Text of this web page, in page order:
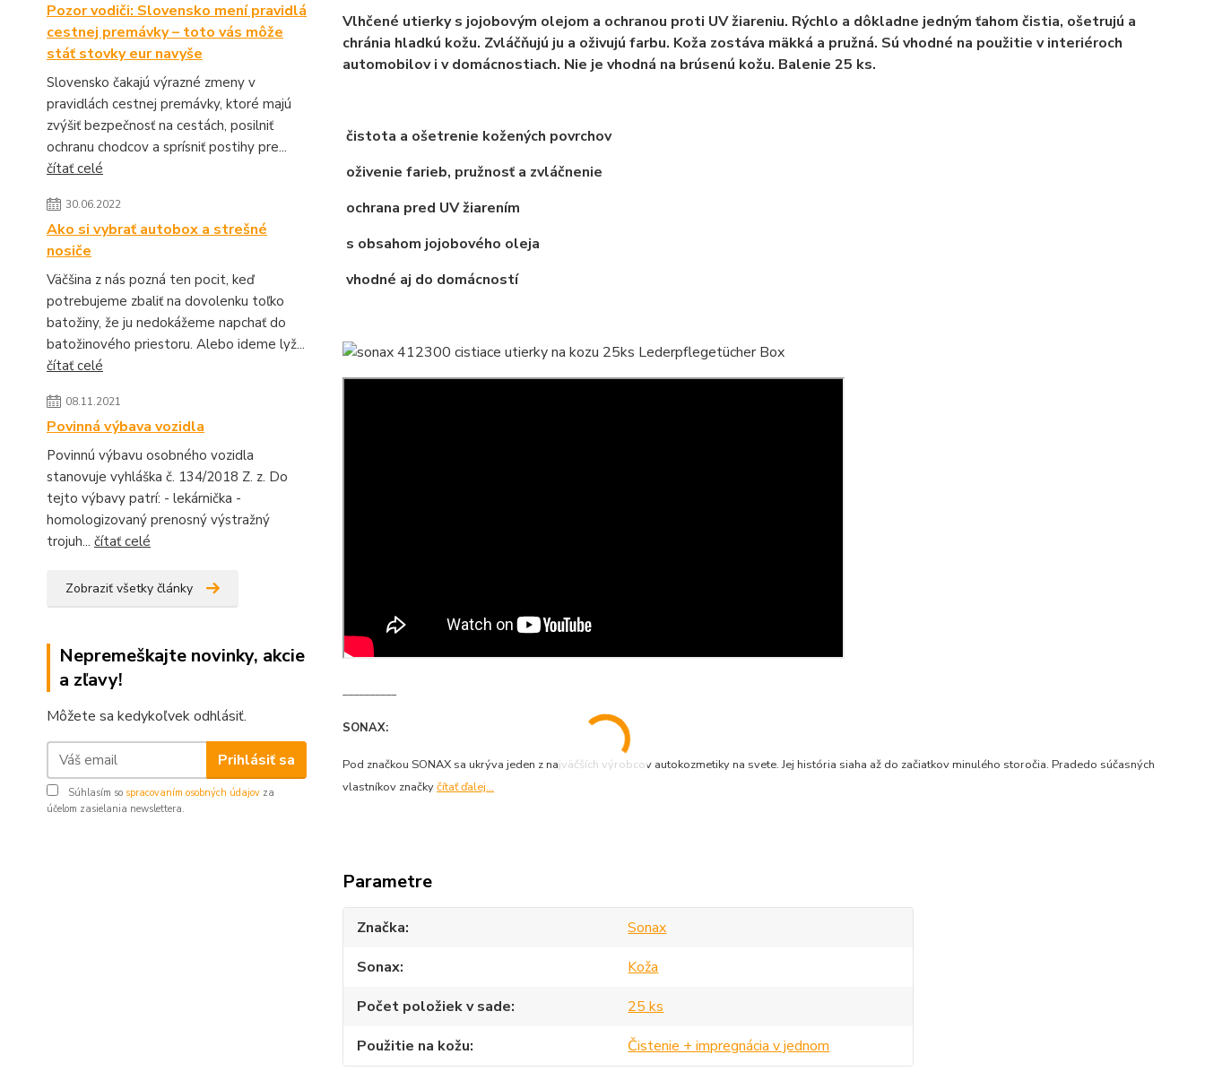
Pozor vodiči: Slovensko mení pravidlá
cestnej premávky – toto vás môže
stáť stovky eur navyše
Slovensko čakajú výrazné zmeny v
pravidlách cestnej premávky, ktoré majú
zvýšiť bezpečnosť na cestách, posilniť
ochranu chodcov a sprísniť postihy pre...
čítať celé
30.06.2022
Ako si vybrať autobox a strešné
nosiče
Väčšina z nás pozná ten pocit, keď
potrebujeme zbaliť na dovolenku toľko
batožiny, že ju nedokážeme napchať do
batožinového priestoru. Alebo ideme lyž...
čítať celé
08.11.2021
Povinná výbava vozidla
Povinnú výbavu osobného vozidla
stanovuje vyhláška č. 134/2018 Z. z. Do
tejto výbavy patrí: - lekárnička -
homologizovaný prenosný výstražný
trojuh... čítať celé
Zobraziť všetky články
Nepremeškajte novinky, akcie
a zľavy!
Môžete sa kedykoľvek odhlásiť.
Prihlásiť sa
Súhlasím so spracovaním osobných údajov za
účelom zasielania newslettera.
Vlhčené utierky s jojobovým olejom a ochranou proti UV žiareniu. Rýchlo a dôkladne jedným ťahom čistia, ošetrujú a
chránia hladkú kožu. Zvláčňujú ju a oživujú farbu. Koža zostáva mäkká a pružná. Sú vhodné na použitie v interiéroch
automobilov i v domácnostiach. Nie je vhodná na brúsenú kožu. Balenie 25 ks.
čistota a ošetrenie kožených povrchov
oživenie farieb, pružnosť a zvláčnenie
ochrana pred UV žiarením
s obsahom jojobového oleja
vhodné aj do domácností
__________
SONAX:
Pod značkou SONAX sa ukrýva jeden z najväčších výrobcov autokozmetiky na svete. Jej história siaha až do začiatkov minulého storočia. Pradedo súčasných
vlastníkov značkyčítať ďalej...
Parametre
Značka
Sonax
Sonax
Koža
Počet položiek v sade
25 ks
Použitie na kožu
Čistenie + impregnácia v jednom